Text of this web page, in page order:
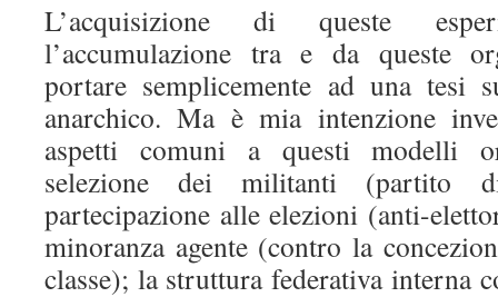
L’acquisizione di queste
l’accumulazione tra e da queste
portare semplicemente ad una tesi
anarchico. Ma è mia intenzione
aspetti comuni a questi modelli
selezione dei militanti (partito
partecipazione alle elezioni (anti-
minoranza agente (contro la
classe); la struttura federativa interna